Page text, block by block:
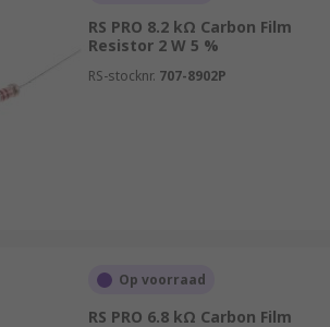
RS PRO 8.2 kΩ Carbon Film
Resistor 2 W 5 %
RS-stocknr. 707-8902P
Op voorraad
RS PRO 6.8 kΩ Carbon Film